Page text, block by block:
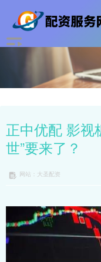
正中优配 影视
世”要来了？
网站：大圣配资